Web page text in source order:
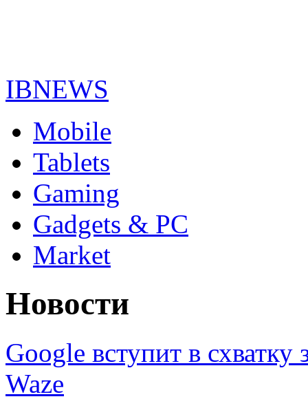
IBNEWS
Mobile
Tablets
Gaming
Gadgets & PC
Market
Новости
Google вступит в схватку
Waze